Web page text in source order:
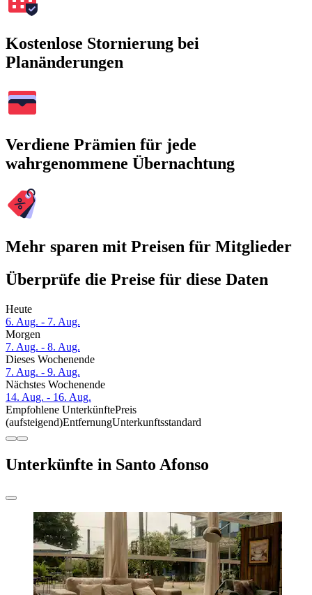
Kostenlose Stornierung bei
Planänderungen
Verdiene Prämien für jede
wahrgenommene Übernachtung
Mehr sparen mit Preisen für Mitglieder
Überprüfe die Preise für diese Daten
Heute
6. Aug. - 7. Aug.
Morgen
7. Aug. - 8. Aug.
Dieses Wochenende
7. Aug. - 9. Aug.
Nächstes Wochenende
14. Aug. - 16. Aug.
Empfohlene UnterkünftePreis
(aufsteigend)EntfernungUnterkunftsstandard
Unterkünfte in Santo Afonso